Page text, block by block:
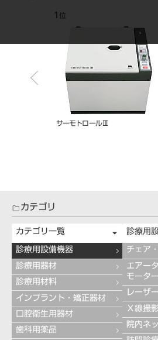
7位
セラフュージョンNX
カテゴリ
カテゴリ一覧
診療用設備機器
診療用器材
診療用材料
インプラント・矯正器材
口腔衛生用器材
歯科用薬品
診療用
チェア
エアー
モーター
レーザ
Ｘ線撮
院内ネ